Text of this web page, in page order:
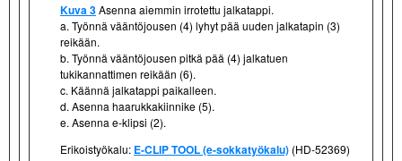
Kuva 3Asenna aiemmin irrotettu jalkatappi.
a. Työnnä vääntöjousen (4) lyhyt pää uuden jalkatapin (3)
reikään.
b. Työnnä vääntöjousen pitkä pää (4) jalkatuen
tukikannattimen reikään (6).
c. Käännä jalkatappi paikalleen.
d. Asenna haarukkakiinnike (5).
e. Asenna e-klipsi (2).
Erikoistyökalu: E-CLIP TOOL (e-sokkatyökalu) (HD-52369)